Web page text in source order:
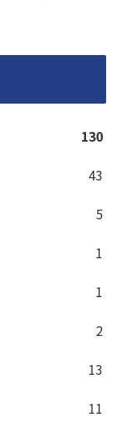
130
43
5
1
1
2
13
11